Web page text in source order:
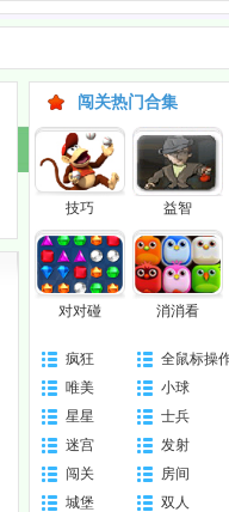
闯关热门合集
技巧 益智
对对碰 消消看
疯狂 全鼠标操
唯美
小球
星星
士兵
迷宫
发射
闯关
房间
城堡
双人